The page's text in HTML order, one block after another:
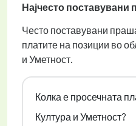
Најчесто
Често поставувани
платите на позиции во
и Уметност.
Колка е просечната
Култура и Уметност?